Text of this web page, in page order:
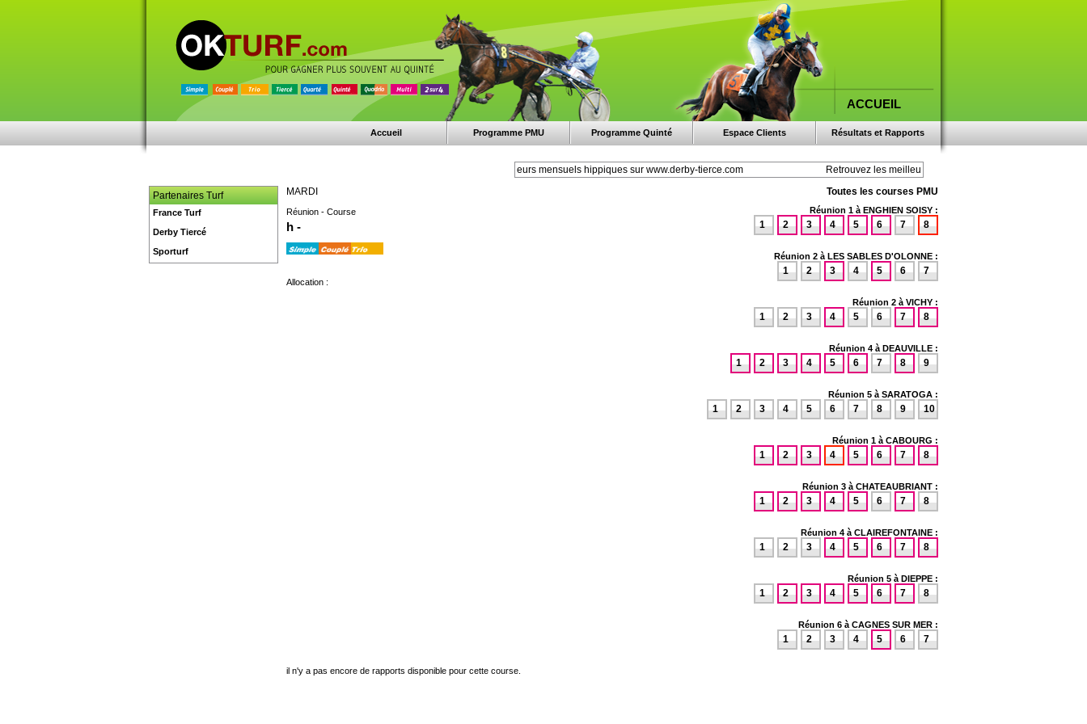
ACCUEIL
Résultats et Rapports
Espace Clients
Programme Quinté
Programme PMU
Accueil
Toutes les courses PMU
Réunion 1 à ENGHIEN SOISY :
8
7
6
5
4
3
2
1
Réunion 2 à LES SABLES D'OLONNE :
7
6
5
4
3
2
1
Réunion 2 à VICHY :
8
7
6
5
4
3
2
1
Réunion 4 à DEAUVILLE :
9
8
7
6
5
4
3
2
1
Réunion 5 à SARATOGA :
10
9
8
7
6
5
4
3
2
1
Réunion 1 à CABOURG :
8
7
6
5
4
3
2
1
Réunion 3 à CHATEAUBRIANT :
8
7
6
5
4
3
2
1
Réunion 4 à CLAIREFONTAINE :
8
7
6
5
4
3
2
1
Réunion 5 à DIEPPE :
8
7
6
5
4
3
2
1
Réunion 6 à CAGNES SUR MER :
7
6
5
4
3
2
1
MARDI
Réunion - Course
h -
Allocation :
il n'y a pas encore de rapports disponible pour cette course.
Partenaires Turf
France Turf
Derby Tiercé
Sporturf